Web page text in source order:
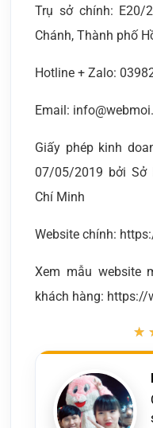
Trụ sở chính: E20/
Chánh, Thành phố
Hotline + Zalo:
Email:
Giấy phép kinh
07/05/2019 bởi Sở
Chí Minh
Website chính:
Xem mẫu website
khách hàng:
★
★